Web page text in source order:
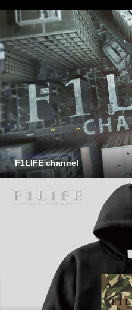
F1LIFE channel